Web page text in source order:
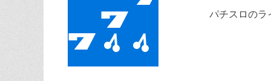
パチスロのラ